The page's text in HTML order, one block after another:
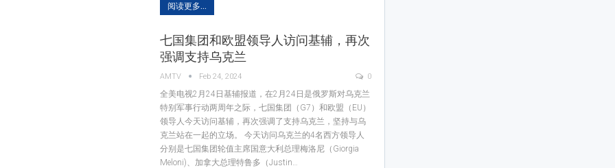
阅读更多...
七国集团和欧盟领导人访问基辅，再次
强调支持乌克兰
AMTV Feb 24, 2024 0
全美电视2月24日基辅报道，在2月24日是俄罗斯对乌克兰
特别军事行动两周年之际，七国集团（G7）和欧盟（EU）
领导人今天访问基辅，再次强调了支持乌克兰，坚持与乌
克兰站在一起的立场。 今天访问乌克兰的4名西方领导人
分别是七国集团轮值主席国意大利总理梅洛尼（Giorgia
Meloni)、加拿大总理特鲁多（Justin…